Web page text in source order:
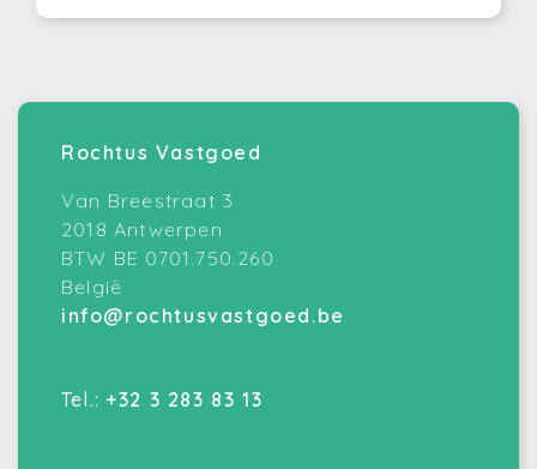
Rochtus Vastgoed
Van Breestraat 3
2018 Antwerpen
BTW BE 0701.750.260
België
info@rochtusvastgoed.be
Tel.: +32 3 283 83 13